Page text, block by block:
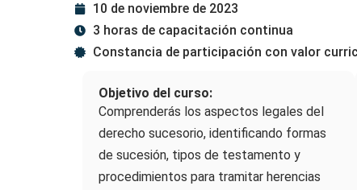
10 de noviembre de 2023
3 horas de capacitación continua
Constancia de participación con valor
Objetivo del curso:
Comprenderás los aspectos legales del
derecho sucesorio, identificando formas
de sucesión, tipos de testamento y
procedimientos para tramitar herencias